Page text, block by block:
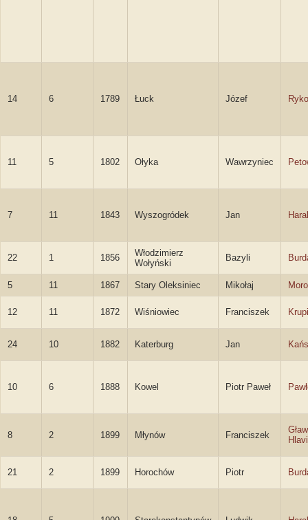
14 6 1789 Łuck Józef
11 5 1802 Ołyka Wawrzyniec
7 11 1843 Wyszogródek Jan
22 1 1856
Włodzimierz
Wołyński
Bazyli
5 11 1867 Stary Oleksiniec Mikołaj
12 11 1872 Wiśniowiec Franciszek
24 10 1882 Katerburg Jan
10 6 1888 Kowel Piotr Paweł
8 2 1899 Młynów Franciszek
21 2 1899 Horochów Piotr